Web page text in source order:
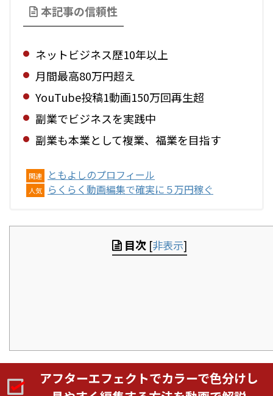
本記事の信頼性
ネットビジネス歴10年以上
月間最高80万円超え
YouTube投稿1動画150万回再生超
副業でビジネスを実践中
副業も本業として複業、福業を目指す
関連 ともよしのプロフィール
人気 らくらく動画編集で確実に５万円稼ぐ
目次 [非表示]
アフターエフェクトでカラーで色分けし